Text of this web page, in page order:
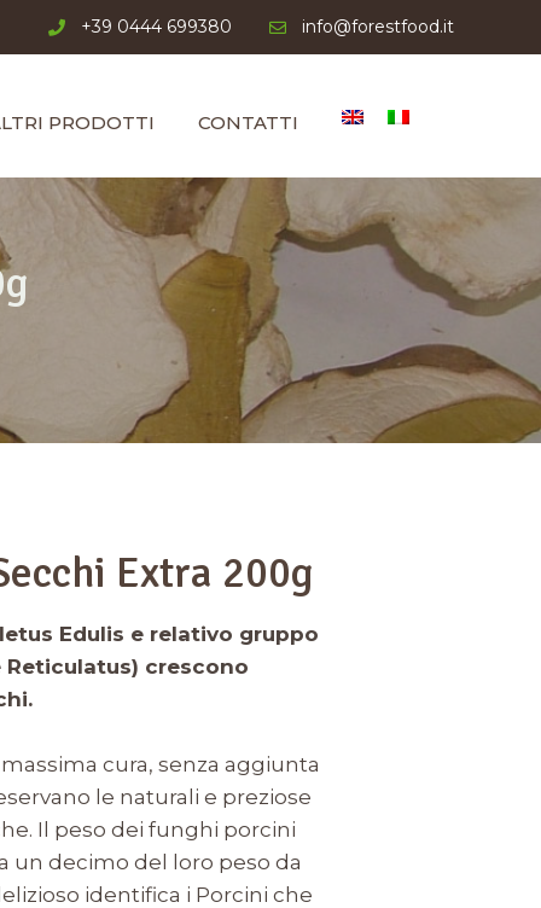
+39 0444 699380 info@forestfood.it
PRODOTTI CONTATTI
Extra 200g
Edulis e relativo gruppo
Reticulatus) crescono
cura, senza aggiunta
le naturali e preziose
Il peso dei funghi porcini
un decimo del loro peso da
identifica i Porcini che